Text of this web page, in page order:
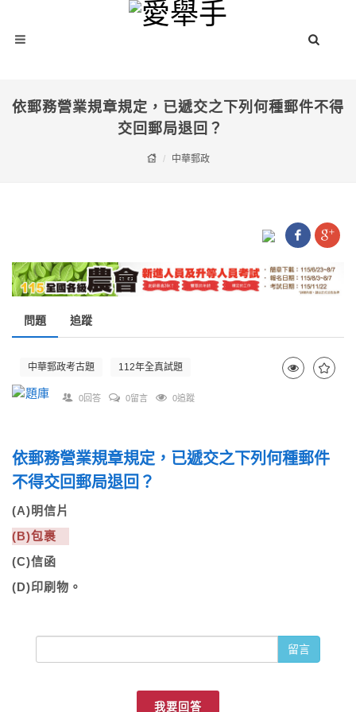
依郵務營業規章規定，已遞交之下列何種郵件不得
交回郵局退回？
中華郵政
問題 追蹤
中華郵政考古題 112年全真試題
0回答 0留言 0追蹤
依郵務營業規章規定，已遞交之下列何種郵件
不得交回郵局退回？
(A)明信片
(B)包裹
(C)信函
(D)印刷物。
留言
我要回答